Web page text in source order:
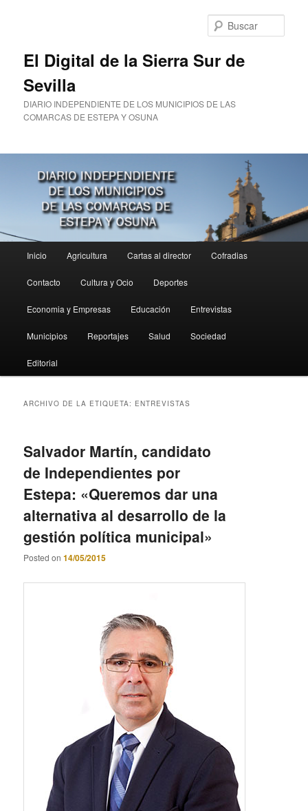
El Digital de la Sierra Sur de
Sevilla
DIARIO INDEPENDIENTE DE LOS MUNICIPIOS DE LAS
COMARCAS DE ESTEPA Y OSUNA
principal
Inicio Agricultura Cartas al director Cofradias
Contacto Cultura y Ocio Deportes
Economia y Empresas Educación Entrevistas
Municipios Reportajes Salud Sociedad
Editorial
ARCHIVO DE LA ETIQUETA: ENTREVISTAS
Salvador Martín, candidato
de Independientes por
Estepa: «Queremos dar una
alternativa al desarrollo de la
gestión política municipal»
Posted on14/05/2015